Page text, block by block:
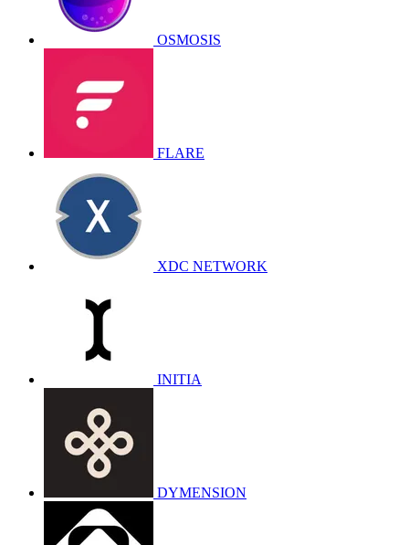
OSMOSIS
FLARE
XDC NETWORK
INITIA
DYMENSION